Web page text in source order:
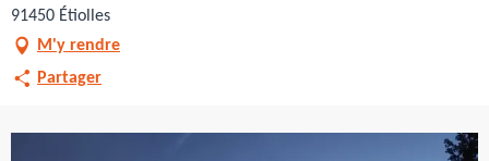
91450 Étiolles
M'y rendre
Partager